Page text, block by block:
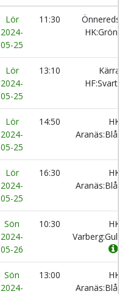
Lör
2024-
05-25
11:30
Önnereds
HK:Grön
Lör
2024-
05-25
13:10
Kärra
HF:Svart
Lör
2024-
05-25
14:50
HK
Aranäs:Blå
Lör
2024-
05-25
16:30
HK
Aranäs:Blå
Sön
2024-
05-26
10:30
HK
Varberg:Gul
Sön
2024-
13:00
HK
Aranäs:Blå